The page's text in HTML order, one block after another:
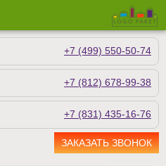
+7 (499) 550-50-74
+7 (812) 678-99-38
+7 (831) 435-16-76
ЗАКАЗАТЬ ЗВОНОК